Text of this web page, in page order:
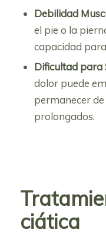
Debilidad
el pie o la
capacidad
Dificultad para
dolor puede
permanecer
prolongados.
ciática